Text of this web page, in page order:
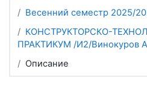
Весенний семестр 2025/
КОНСТРУКТОРСКО-
ПРАКТИКУМ /И2/Винокуров
Описание